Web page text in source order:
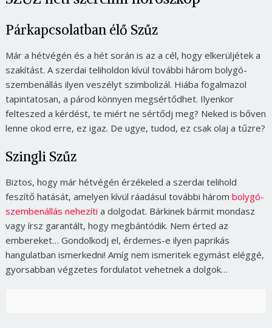
Párkapcsolatban élő Szűz
Már a hétvégén és a hét során is az a cél, hogy elkerüljétek a
szakítást. A szerdai teliholdon kívül további három bolygó-
szembenállás ilyen veszélyt szimbolizál. Hiába fogalmazol
tapintatosan, a párod könnyen megsértődhet. Ilyenkor
felteszed a kérdést, te miért ne sértődj meg? Neked is bőven
lenne okod erre, ez igaz. De ugye, tudod, ez csak olaj a tűzre?
Szingli Szűz
Biztos, hogy már hétvégén érzékeled a szerdai telihold
feszítő hatását, amelyen kívül ráadásul további három bolygó-
szembenállás nehezíti a dolgodat. Bárkinek bármit mondasz
vagy írsz garantált, hogy megbántódik. Nem érted az
embereket… Gondolkodj el, érdemes-e ilyen paprikás
hangulatban ismerkedni! Amíg nem ismeritek egymást eléggé,
gyorsabban végzetes fordulatot vehetnek a dolgok…